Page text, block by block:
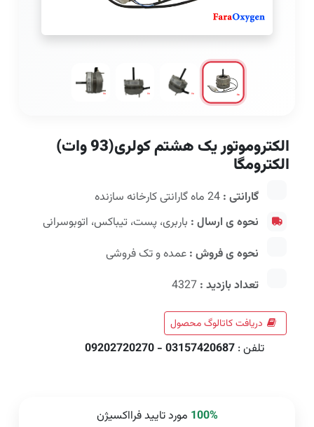
الکتروموتور یک هشتم کولری(93 وات)
الکترومگا
گارانتی :
نحوه ی ارسال : باربری، پست، تیباکس، اتوبوسرانی
نحوه ی فروش : عمده و تک فروشی
تعداد بازدید :
دریافت کاتالوگ محصول
تلفن : 03157420687 - 09202720270
100% مورد تایید فرااکسیژن